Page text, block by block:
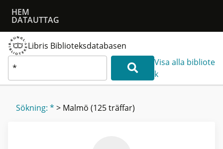
HEM
DATAUTTAG
Libris Biblioteksdatabasen
Visa alla bibliote
k
Sökning: * > Malmö (125 träffar)